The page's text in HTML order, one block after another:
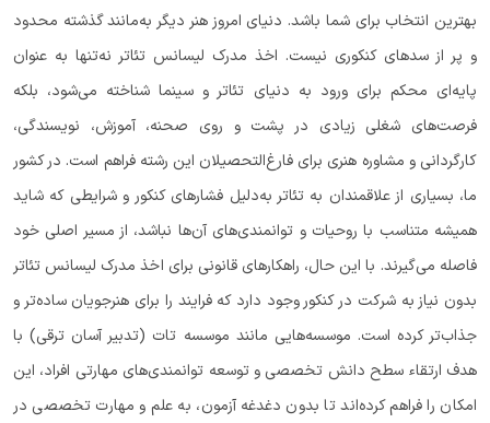
بهترین انتخاب برای شما باشد. دنیای امروز هنر دیگر به‌مانند گذشته محدود
و پر از سدهای کنکوری نیست. اخذ مدرک لیسانس تئاتر نه‌تنها به عنوان
پایه‌ای محکم برای ورود به دنیای تئاتر و سینما شناخته می‌شود، بلکه
فرصت‌های شغلی زیادی در پشت و روی صحنه، آموزش، نویسندگی،
کارگردانی و مشاوره هنری برای فارغ‌التحصیلان این رشته فراهم است. در کشور
ما، بسیاری از علاقمندان به تئاتر به‌دلیل فشارهای کنکور و شرایطی که شاید
همیشه متناسب با روحیات و توانمندی‌های آن‌ها نباشد، از مسیر اصلی خود
فاصله می‌گیرند. با این حال، راهکارهای قانونی برای اخذ مدرک لیسانس تئاتر
بدون نیاز به شرکت در کنکور وجود دارد که فرایند را برای هنرجویان ساده‌تر و
جذاب‌تر کرده است. موسسه‌هایی مانند موسسه تات (تدبیر آسان ترقی) با
هدف ارتقاء سطح دانش تخصصی و توسعه توانمندی‌های مهارتی افراد، این
امکان را فراهم کرده‌اند تا بدون دغدغه آزمون، به علم و مهارت تخصصی در